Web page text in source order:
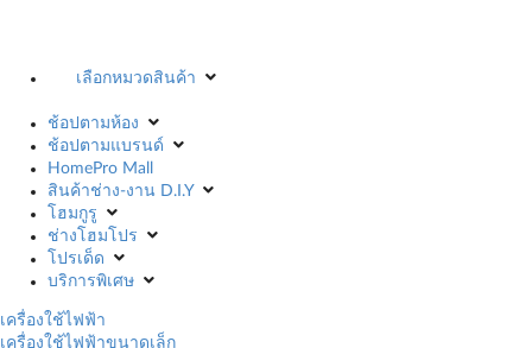
เลือกหมวดสินค้า
ช้อปตามห้อง
ช้อปตามแบรนด์
HomePro Mall
สินค้าช่าง-งาน D.I.Y
โฮมกูรู
ช่างโฮมโปร
โปรเด็ด
บริการพิเศษ
เครื่องใช้ไฟฟ้า
เครื่องใช้ไฟฟ้าขนาดเล็ก